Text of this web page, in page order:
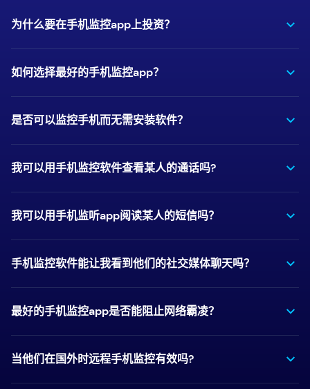
为什么要在手机监控app上投资？
如何选择最好的手机监控app？
是否可以监控手机而无需安装软件？
我可以用手机监控软件查看某人的通话吗?
我可以用手机监听app阅读某人的短信吗？
手机监控软件能让我看到他们的社交媒体聊天吗？
最好的手机监控app是否能阻止网络霸凌？
当他们在国外时远程手机监控有效吗?